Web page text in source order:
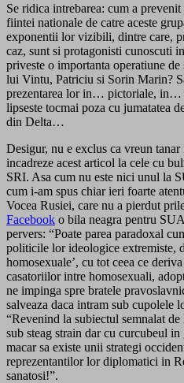
Se ridica intrebarea: cum a
fiintei nationale de catre aceste
exponentii lor vizibili, dintre care,
caz, sunt si protagonisti cunoscuti
priveste o importanta operatiune
lui Vintu, Patriciu si Sorin Marin?
prezentarea lor in… pictoriale, in…
lipseste tocmai poza cu jumatatea
din Delta…
Desigur, nu e exclus ca vreun
incadreze acest articol la cele cu
SRI. Asa cum nu este nici unul la
cum i-am spus chiar ieri foarte
Vocea Rusiei, care nu a pierdut
Facebook o bila neagra pentru
pervers: “Poate parea paradoxal
politicile lor ideologice extremiste,
homosexuale’, cu tot ceea ce
casatoriilor intre homosexuali,
ne impinga spre bratele
salveaza daca intram sub cupolele
“Revenind la subiectul semnalat
sub steag strain dar cu curcubeul
macar sa existe unii strategi
reprezentantilor lor diplomatici in
sanatosi!”.